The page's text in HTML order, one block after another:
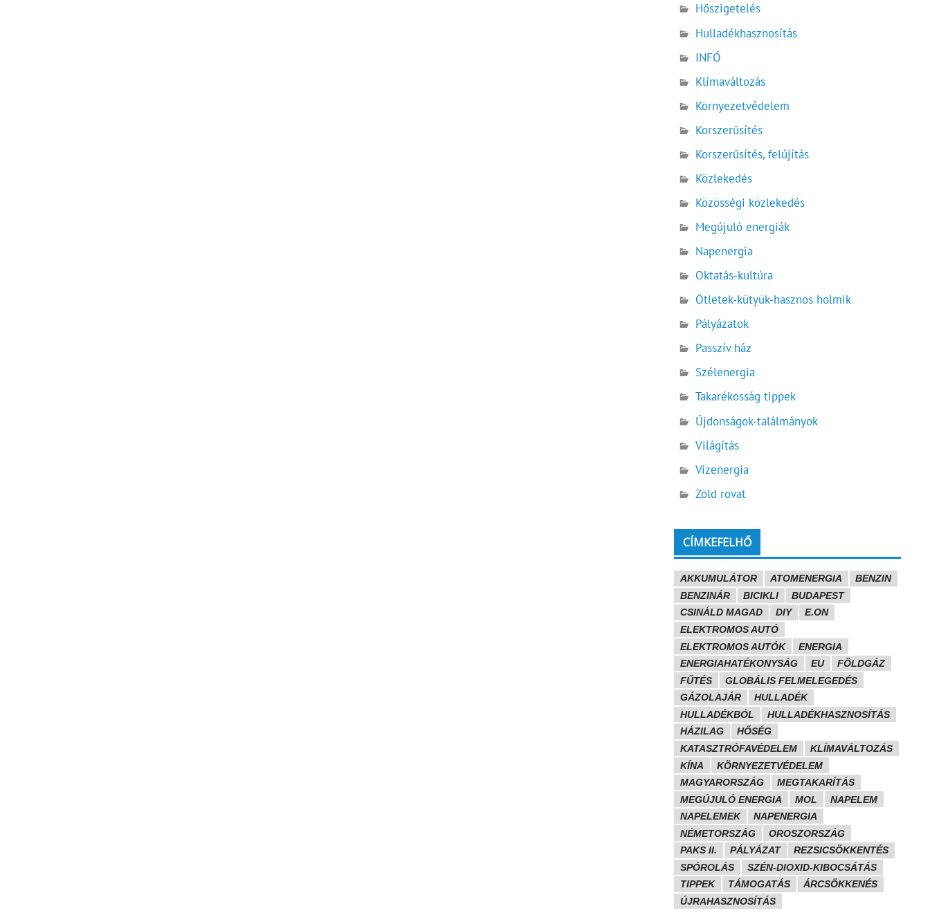
Hőszigetelés
Hulladékhasznosítás
INFÓ
Klímaváltozás
Környezetvédelem
Korszerűsítés
Korszerűsítés, felújítás
Közlekedés
Közösségi közlekedés
Megújuló energiák
Napenergia
Oktatás-kultúra
Ötletek-kütyük-hasznos holmik
Pályázatok
Passzív ház
Szélenergia
Takarékosság tippek
Újdonságok-találmányok
Világítás
Vízenergia
Zöld rovat
CÍMKEFELHŐ
AKKUMULÁTOR ATOMENERGIA
BENZIN
BENZINÁR
BICIKLI
BUDAPEST
CSINÁLD MAGAD
DIY
E.ON
ELEKTROMOS AUTÓ
ELEKTROMOS AUTÓK
ENERGIA
ENERGIAHATÉKONYSÁG
EU
FÖLDGÁZ
FŰTÉS
GLOBÁLIS FELMELEGEDÉS
GÁZOLAJÁR
HULLADÉK
HULLADÉKBÓL
HULLADÉKHASZNOSÍTÁS
HÁZILAG
HŐSÉG
KATASZTRÓFAVÉDELEM
KLÍMAVÁLTOZÁS
KÍNA
KÖRNYEZETVÉDELEM
MAGYARORSZÁG
MEGTAKARÍTÁS
MEGÚJULÓ ENERGIA
MOL
NAPELEM
NAPELEMEK
NAPENERGIA
NÉMETORSZÁG
OROSZORSZÁG
PAKS II.
PÁLYÁZAT
REZSICSÖKKENTÉS
SPÓROLÁS
SZÉN-DIOXID-KIBOCSÁTÁS
TIPPEK
TÁMOGATÁS
ÁRCSÖKKENÉS
ÚJRAHASZNOSÍTÁS